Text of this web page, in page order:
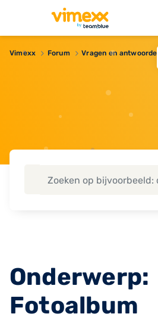
Vimexx Forum Vragen en antwoorden
Onderwerp:
Fotoalbum